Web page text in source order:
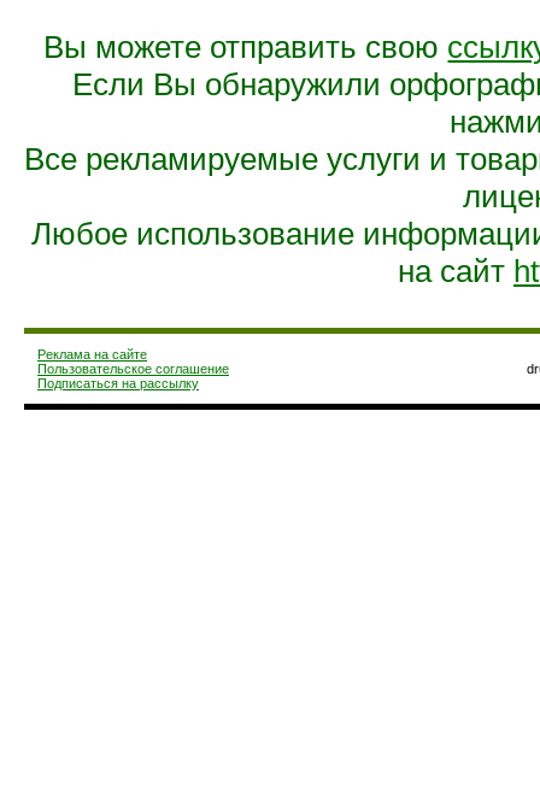
Вы можете отправить свою
Если Вы обнаружили
Все рекламируемые услуги и
Любое использование
на сайт
Реклама на сайте
Пользовательское соглашение
Подписаться на рассылку